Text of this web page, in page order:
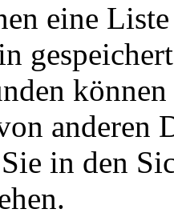
eine
anderen
in den